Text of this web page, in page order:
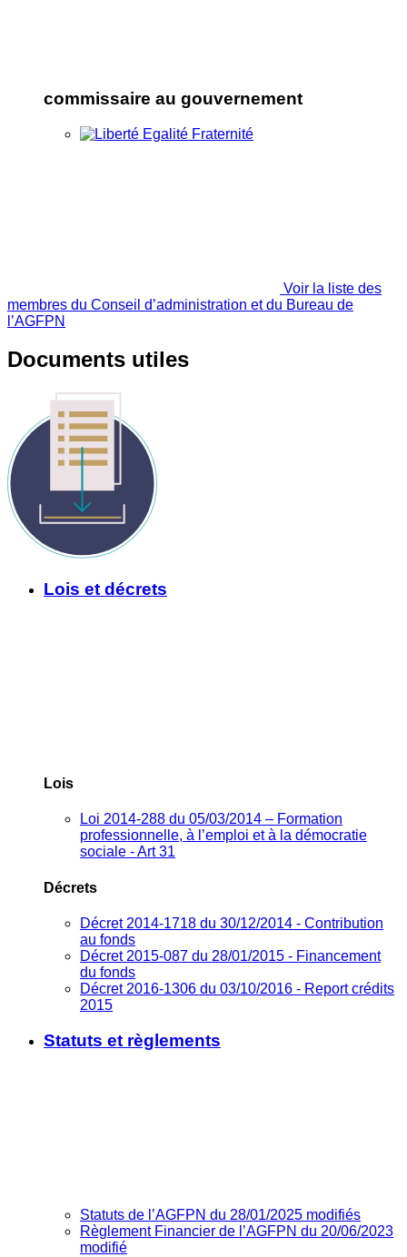
commissaire au gouvernement
Voir la liste des
membres du Conseil d’administration et du Bureau de
l’AGFPN
Documents utiles
Lois et décrets
Lois
Loi 2014-288 du 05/03/2014 – Formation
professionnelle, à l’emploi et à la démocratie
sociale - Art 31
Décrets
Décret 2014-1718 du 30/12/2014 - Contribution
au fonds
Décret 2015-087 du 28/01/2015 - Financement
du fonds
Décret 2016-1306 du 03/10/2016 - Report crédits
2015
Statuts et règlements
Statuts de l’AGFPN du 28/01/2025 modifiés
Règlement Financier de l’AGFPN du 20/06/2023
modifié